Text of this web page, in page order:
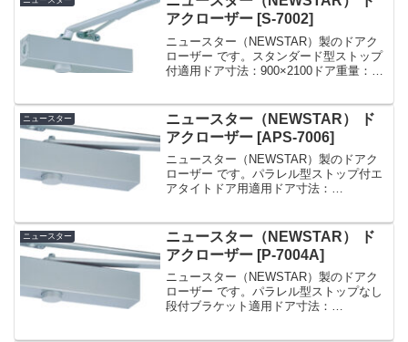
アクローザー [S-7002]
ニュースター（NEWSTAR）製のドアク
ローザー です。スタンダード型ストップ
付適用ドア寸法：900×2100ドア重量：
付 左右兼用型 ドア重量45kg以下...
ニュースター
ニュースター（NEWSTAR） ド
アクローザー [APS-7006]
ニュースター（NEWSTAR）製のドアク
ローザー です。パラレル型ストップ付エ
アタイトドア用適用ドア寸法：
ザーのスペックまとめ』を見る
ニュースター
ニュースター（NEWSTAR） ド
アクローザー [P-7004A]
ニュースター（NEWSTAR）製のドアク
ローザー です。パラレル型ストップなし
段付ブラケット適用ドア寸法：